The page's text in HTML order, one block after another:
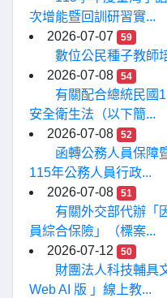
次增能暨回訓研習實...
2026-07-07
59
數位公民種子教師
2026-07-08
54
有關配合總統民國
安全衛生法（以下簡...
2026-07-08
52
函轉公務人員保障
115年公務人員行政...
2026-07-08
51
有關外交部代辦「
員綜合保險」（標案...
2026-07-12
50
財團法人科技輔具
Web AI 版 」線上教...